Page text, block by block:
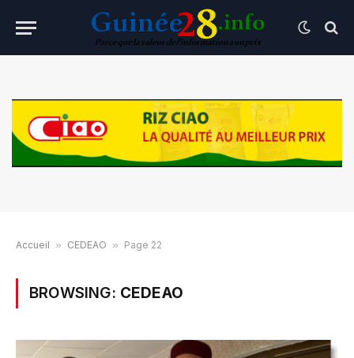
Accueil » CEDEAO » Page 22
BROWSING: CEDEAO